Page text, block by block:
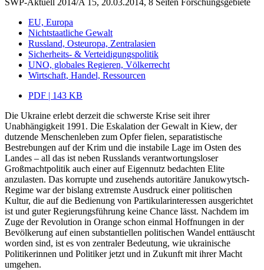
EU, Europa
Nichtstaatliche Gewalt
Russland, Osteuropa, Zentralasien
Sicherheits- & Verteidigungspolitik
UNO, globales Regieren, Völkerrecht
Wirtschaft, Handel, Ressourcen
PDF | 143 KB
Die Ukraine erlebt derzeit die schwerste Krise seit ihrer
Unabhängigkeit 1991. Die Eskalation der Gewalt in Kiew, der
dutzende Menschenleben zum Opfer fielen, separatistische
Bestrebungen auf der Krim und die instabile Lage im Osten des
Landes – all das ist neben Russlands verantwortungsloser
Großmachtpolitik auch einer auf Eigennutz bedachten Elite
anzulasten. Das korrupte und zusehends autoritäre Janukowytsch-
Regime war der bislang extremste Ausdruck einer politischen
Kultur, die auf die Bedienung von Partikularinteressen ausgerichtet
ist und guter Regierungsführung keine Chance lässt. Nachdem im
Zuge der Revolution in Orange schon einmal Hoffnungen in der
Bevölkerung auf einen substantiellen politischen Wandel enttäuscht
worden sind, ist es von zentraler Bedeutung, wie ukrainische
Politikerinnen und Politiker jetzt und in Zukunft mit ihrer Macht
umgehen.